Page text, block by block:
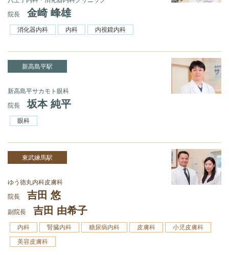
院長
金崎 峰雄
消化器内科 内科 内視鏡内科
新高島平駅
新高島平サカモト眼科
院長
坂本 純平
眼科
東武練馬駅
ゆう徳丸内科皮膚科
院長
吉田 悠
副院長 吉田 由希子
内科 腎臓内科 糖尿病内科 皮膚科
小児皮膚科
美容皮膚科